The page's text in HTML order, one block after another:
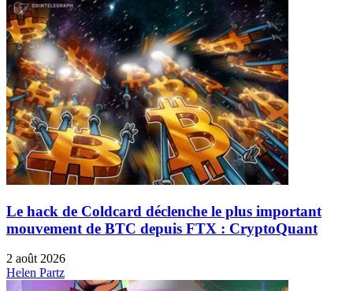
Le hack de Coldcard déclenche le plus important
mouvement de BTC depuis FTX : CryptoQuant
2 août 2026
Helen Partz